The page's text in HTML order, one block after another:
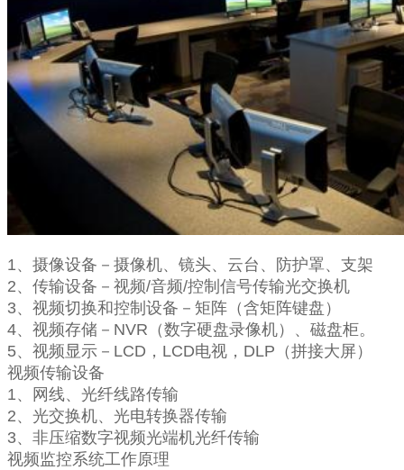
1、摄像设备－摄像机、镜头、云台、防护罩、支架
2、传输设备－视频/音频/控制信号传输光交换机
3、视频切换和控制设备－矩阵（含矩阵键盘）
4、视频存储－NVR（数字硬盘录像机）、磁盘柜。
5、视频显示－LCD，LCD电视，DLP（拼接大屏）
视频传输设备
1、网线、光纤线路传输
2、光交换机、光电转换器传输
3、非压缩数字视频光端机光纤传输
视频监控系统工作原理